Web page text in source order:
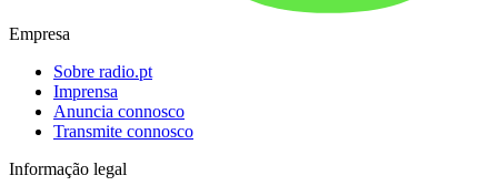
Empresa
Sobre radio.pt
Imprensa
Anuncia connosco
Transmite connosco
Informação legal